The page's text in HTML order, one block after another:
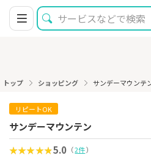
トップ ショッピング サンデーマウンテ
リピートOK
サンデーマウンテン
5.0 （2件）